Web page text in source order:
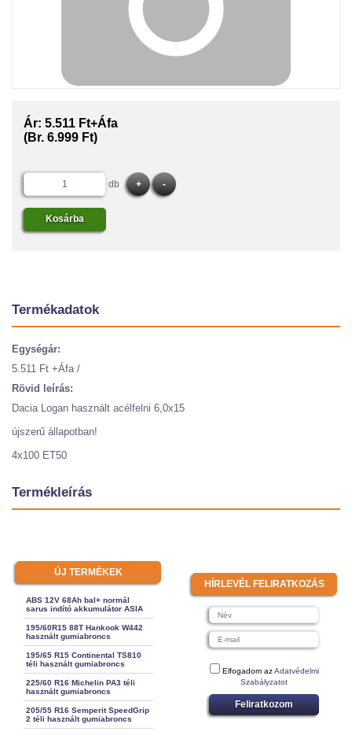
Ár: 5.511 Ft+Áfa
(Br. 6.999 Ft)
db
Termékadatok
Egységár:
5.511 Ft +Áfa /
Rövid leírás:
Dacia Logan használt acélfelni 6,0x15
újszerű állapotban!
4x100 ET50
Termékleírás
ÚJ TERMÉKEK
ABS 12V 68Ah bal+ normál
sarus indító akkumulátor ASIA
195/60R15 88T Hankook W442
használt gumiabroncs
195/65 R15 Continental TS810
téli használt gumiabroncs
225/60 R16 Michelin PA3 téli
használt gumiabroncs
205/55 R16 Semperit SpeedGrip
2 téli használt gumiabroncs
HÍRLEVÉL FELIRATKOZÁS
Elfogadom azAdatvédelmi
Szabályzatot
Feliratkozom